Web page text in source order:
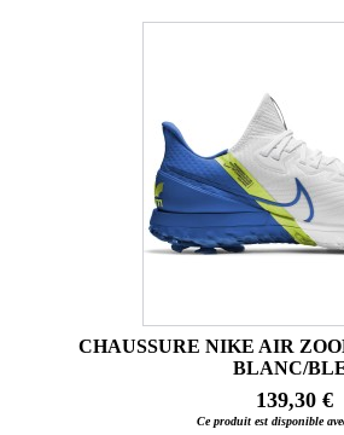
CHAUSSURE NIKE AIR
BLANC/
139,30 €
Ce produit est disponible